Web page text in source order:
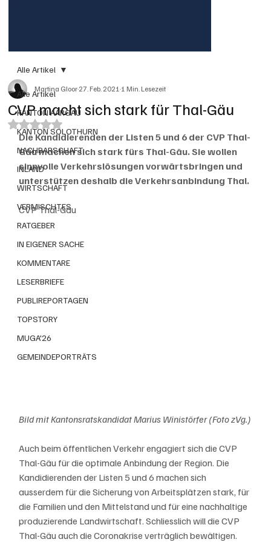
Alle Artikel
KANTON AARGAU
KANTON SOLOTHURN
NACHBARSCHAFT
INLAND
WIRTSCHAFT
VERMISCHTES
RATGEBER
IN EIGENER SACHE
KOMMENTARE
LESERBRIEFE
PUBLIREPORTAGEN
TOPSTORY
MUGA'26
GEMEINDEPORTRÄTS
Alle Artikel
CVP macht sich stark für Thal-Gäu
Martina Gloor27. Feb. 20211 Min. Lesezeit
Mit NaN von 5 Sternen bewertet.
Die Kandidierenden der Listen 5 und 6 der CVP Thal-
Gäu machen sich stark fürs Thal-Gäu. Sie wollen
sinnvolle Verkehrslösungen vorwärtsbringen und
unterstützen deshalb die Verkehrsanbindung Thal.
CVP Thal-Gäu
Bild mit Kantonsratskandidat Marius Winistörfer (Foto zVg.)
Auch beim öffentlichen Verkehr engagiert sich die CVP
Thal-Gäu für die optimale Anbindung der Region. Die
Kandidierenden der Listen 5 und 6 machen sich
ausserdem für die Sicherung von Arbeitsplätzen stark, für
die Familien und den Mittelstand und für eine nachhaltige
produzierende Landwirtschaft. Schliesslich will die CVP
Thal-Gäu auch die Coronakrise verträglich bewältigen.